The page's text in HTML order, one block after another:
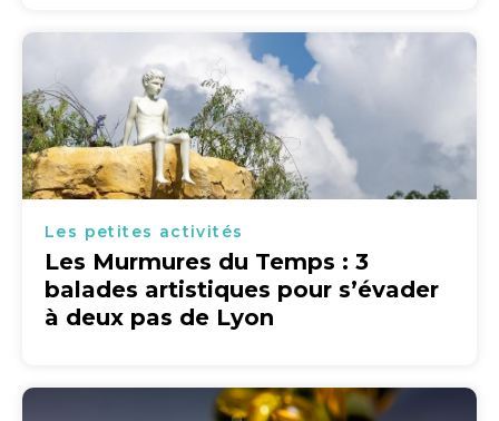
Les petites activités
Les Murmures du Temps : 3
balades artistiques pour s’évader
à deux pas de Lyon